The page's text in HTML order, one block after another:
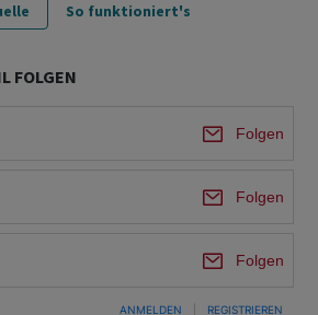
So funktioniert's
FOLGEN
Folgen
Folgen
Folgen
ANMELDEN REGISTRIEREN